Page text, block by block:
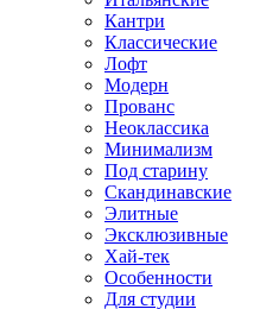
Кантри
Классические
Лофт
Модерн
Прованс
Неоклассика
Минимализм
Под старину
Скандинавские
Элитные
Эксклюзивные
Хай-тек
Особенности
Для студии